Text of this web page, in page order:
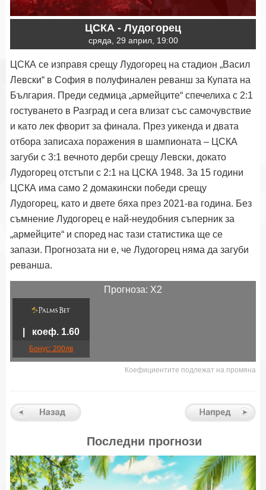
ЦСКА - Лудогорец
сряда, 29 април, 19:00
ЦСКА се изправя срещу Лудогорец на стадион „Васил
Левски“ в София в полуфинален реванш за Купата на
България. Преди седмица „армейците“ спечелиха с 2:1
гостуването в Разград и сега влизат със самочувствие
и като лек фворит за финала. През уикенда и двата
отбора записаха поражения в шампионата – ЦСКА
загуби с 3:1 вечното дерби срещу Левски, докато
Лудогорец отстъпи с 2:1 на ЦСКА 1948. За 15 години
ЦСКА има само 2 домакински победи срещу
Лудогорец, като и двете бяха през 2021-ва година. Без
съмнение Лудогорец е най-неудобния съперник за
„армейците“ и според нас тази статистика ще се
запази. Прогнозата ни е, че Лудогорец няма да загуби
реванша.
Прогноза: Х2
| коеф. 1.60
Бонус: 200лв
Коефициентите подлежат на промяна
Последни прогнози